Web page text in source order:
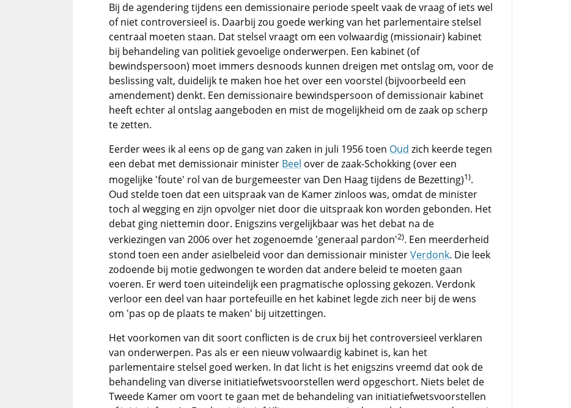
Bij de agendering tijdens een demissionaire periode speelt vaak de vraag of iets wel
of niet controversieel is. Daarbij zou goede werking van het parlementaire stelsel
centraal moeten staan. Dat stelsel vraagt om een volwaardig (missionair) kabinet
bij behandeling van politiek gevoelige onderwerpen. Een kabinet (of
bewindspersoon) moet immers desnoods kunnen dreigen met ontslag om, voor de
beslissing valt, duidelijk te maken hoe het over een voorstel (bijvoorbeeld een
amendement) denkt. Een demissionaire bewindspersoon of demissionair kabinet
heeft echter al ontslag aangeboden en mist de mogelijkheid om de zaak op scherp
te zetten.
Eerder wees ik al eens op de gang van zaken in juli 1956 toen Oud zich keerde tegen
een debat met demissionair minister Beel over de zaak-Schokking (over een
mogelijke 'foute' rol van de burgemeester van Den Haag tijdens de Bezetting)1).
Oud stelde toen dat een uitspraak van de Kamer zinloos was, omdat de minister
toch al wegging en zijn opvolger niet door die uitspraak kon worden gebonden. Het
debat ging niettemin door. Enigszins vergelijkbaar was het debat na de
verkiezingen van 2006 over het zogenoemde 'generaal pardon'2). Een meerderheid
stond toen een ander asielbeleid voor dan demissionair ministerVerdonk. Die leek
zodoende bij motie gedwongen te worden dat andere beleid te moeten gaan
voeren. Er werd toen uiteindelijk een pragmatische oplossing gekozen. Verdonk
verloor een deel van haar portefeuille en het kabinet legde zich neer bij de wens
om 'pas op de plaats te maken' bij uitzettingen.
Het voorkomen van dit soort conflicten is de crux bij het controversieel verklaren
van onderwerpen. Pas als er een nieuw volwaardig kabinet is, kan het
parlementaire stelsel goed werken. In dat licht is het enigszins vreemd dat ook de
behandeling van diverse initiatiefwetsvoorstellen werd opgeschort. Niets belet de
Tweede Kamer om voort te gaan met de behandeling van initiatiefwetsvoorstellen